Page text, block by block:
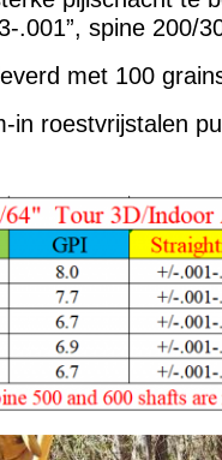
.001”, spine 200/
met 100
in roestvrijstalen